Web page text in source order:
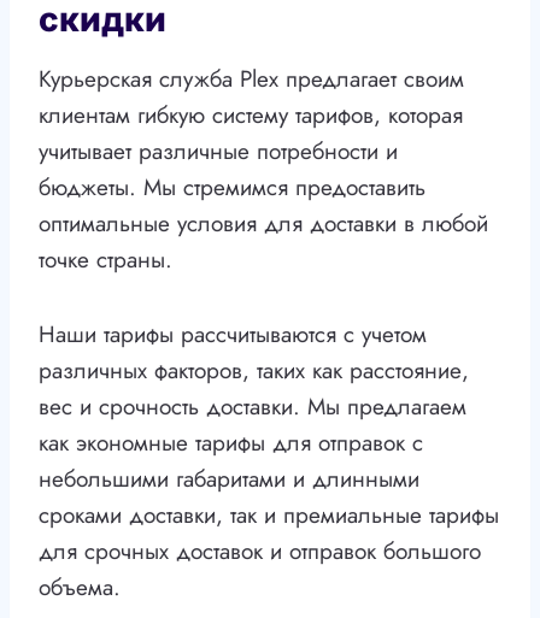
скидки
Курьерская служба Plex предлагает своим
клиентам гибкую систему тарифов, которая
учитывает различные потребности и
бюджеты. Мы стремимся предоставить
оптимальные условия для доставки в любой
точке страны.
Наши тарифы рассчитываются с учетом
различных факторов, таких как расстояние,
вес и срочность доставки. Мы предлагаем
как экономные тарифы для отправок с
небольшими габаритами и длинными
сроками доставки, так и премиальные тарифы
для срочных доставок и отправок большого
объема.